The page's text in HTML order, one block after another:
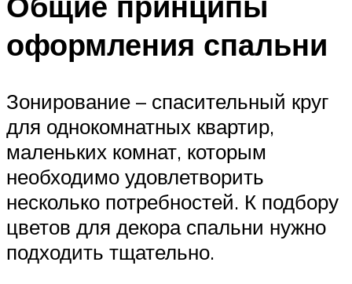
оформления спальни
Зонирование – спасительный круг
для однокомнатных квартир,
маленьких комнат, которым
необходимо удовлетворить
несколько потребностей. К подбору
цветов для декора спальни нужно
подходить тщательно.